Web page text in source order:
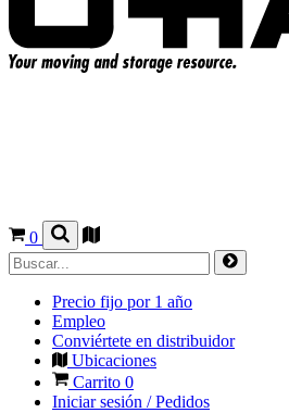
0
Precio fijo por 1 año
Empleo
Conviértete en distribuidor
Ubicaciones
Carrito 0
Iniciar sesión / Pedidos